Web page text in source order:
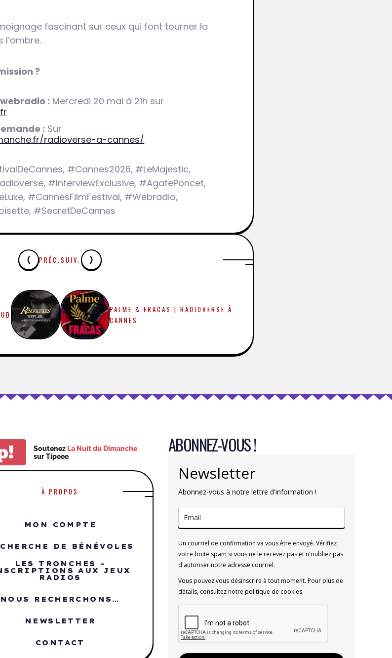
fascinant sur ceux qui font tourner la
l’ombre.
?
: Mercredi 20 mai à 21h sur
: Sur
radioverse-a-cannes/
#Cannes2026, #LeMajestic,
#InterviewExclusive, #AgatePoncet,
#CannesFilmFestival, #Webradio,
#SecretDeCannes
PRÉC.SUIV.
PALME & FRACAS | RADIOVERSE À
CANNES
Soutenez La Nuit du Dimanche
sur Tipeee
À PROPOS
MON COMPTE
DE BÉNÉVOLES
LES TRONCHES –
AUX JEUX
RADIOS
NOUS RECHERCHONS…
NEWSLETTER
CONTACT
ABONNEZ-VOUS !
Newsletter
Abonnez-vous à notre lettre d'information !
Un courriel de confirmation va vous être envoyé. Vérifiez
votre boite spam si vous ne le recevez pas et n'oubliez pas
d'autoriser notre adresse courriel.
Vous pouvez vous désinscrire à tout moment. Pour plus de
détails, consultez notre politique de cookies.